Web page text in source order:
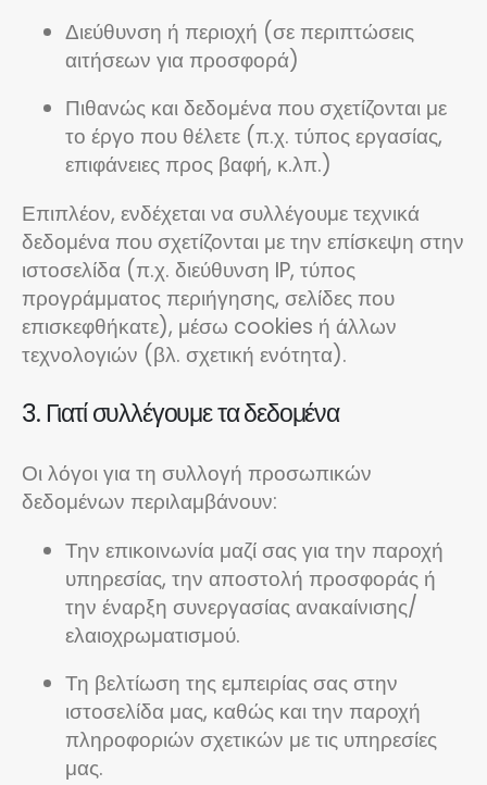
Διεύθυνση ή περιοχή (σε περιπτώσεις
αιτήσεων για προσφορά)
Πιθανώς και δεδομένα που σχετίζονται με
το έργο που θέλετε (π.χ. τύπος εργασίας,
επιφάνειες προς βαφή, κ.λπ.)
Επιπλέον, ενδέχεται να συλλέγουμε τεχνικά
δεδομένα που σχετίζονται με την επίσκεψη στην
ιστοσελίδα (π.χ. διεύθυνση IP, τύπος
προγράμματος περιήγησης, σελίδες που
επισκεφθήκατε), μέσω cookies ή άλλων
τεχνολογιών (βλ. σχετική ενότητα).
3. Γιατί συλλέγουμε τα δεδομένα
Οι λόγοι για τη συλλογή προσωπικών
δεδομένων περιλαμβάνουν:
Την επικοινωνία μαζί σας για την παροχή
υπηρεσίας, την αποστολή προσφοράς ή
την έναρξη συνεργασίας ανακαίνισης/
ελαιοχρωματισμού.
Τη βελτίωση της εμπειρίας σας στην
ιστοσελίδα μας, καθώς και την παροχή
πληροφοριών σχετικών με τις υπηρεσίες
μας.